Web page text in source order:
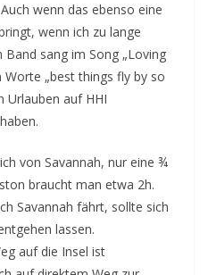
wenn das ebenso eine
wenn ich zu lange
sang im Song „Loving
Worte „best things fly by so
Urlauben auf HHI
von Savannah, nur eine ¾
braucht man etwa 2h.
Savannah fährt, sollte sich
lassen.
auf die Insel ist